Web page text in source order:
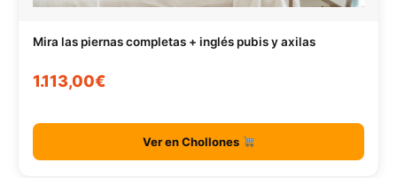
Mira las piernas completas + inglés pubis y axilas
1.113,00€
Ver en Chollones